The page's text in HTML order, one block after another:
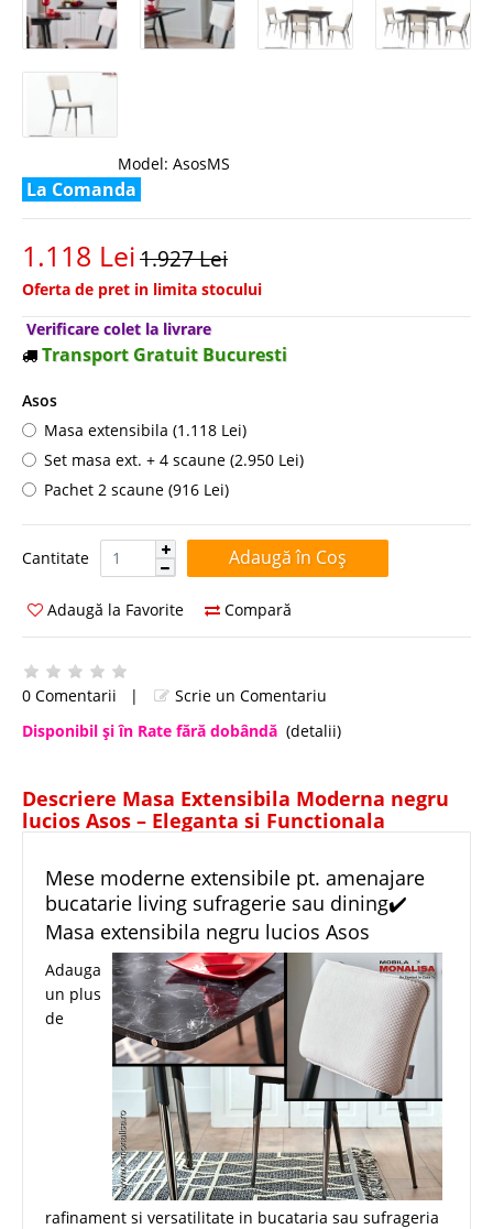
Model: AsosMS
La Comanda
1.118 Lei1.927 Lei
Oferta de pret in limita stocului
Verificare colet la livrare
Transport Gratuit Bucuresti
Asos
Masa extensibila (1.118 Lei)
Set masa ext. + 4 scaune (2.950 Lei)
Pachet 2 scaune (916 Lei)
Cantitate Cantitate:
Adaugă la Favorite Compară
0 Comentarii |
Scrie un Comentariu
Disponibil şi în Rate fără dobândă (detalii)
Descriere Masa Extensibila Moderna negru
lucios Asos – Eleganta si Functionala
Mese moderne extensibile pt. amenajare
bucatarie living sufragerie sau dining✔️
Masa extensibila negru lucios Asos
Adauga
un plus
de
rafinament si versatilitate in bucataria sau sufrageria